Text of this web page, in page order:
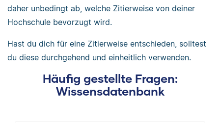
daher unbedingt ab, welche Zitierweise von deiner
Hochschule bevorzugt wird.
Hast du dich für eine Zitierweise entschieden, solltest
du diese durchgehend und einheitlich verwenden.
Häufig gestellte Fragen:
Wissensdatenbank